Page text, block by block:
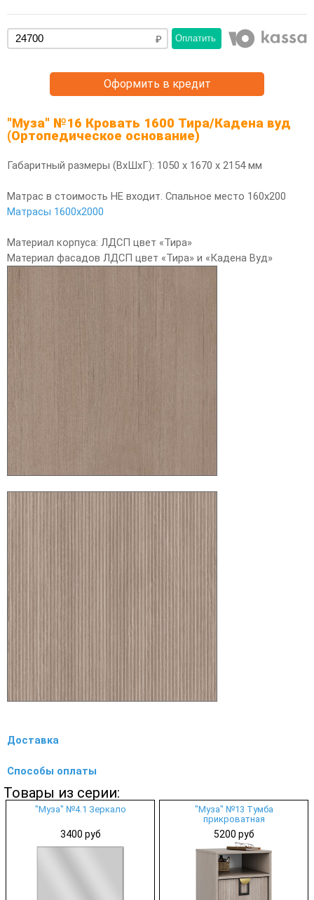
Оплатить
Оформить в кредит
"Муза" №16 Кровать 1600 Тира/Кадена вуд
(Ортопедическое основание)
Габаритный размеры (ВхШхГ): 1050 х 1670 х 2154 мм
Матрас в стоимость НЕ входит. Спальное место 160х200
Матрасы 1600х2000
Материал корпуса: ЛДСП цвет «Тира»
Материал фасадов ЛДСП цвет «Тира» и «Кадена Вуд»
Доставка
Способы оплаты
Товары из серии:
"Муза" №4.1 Зеркало
3400 руб
"Муза" №13 Тумба
прикроватная
5200 руб